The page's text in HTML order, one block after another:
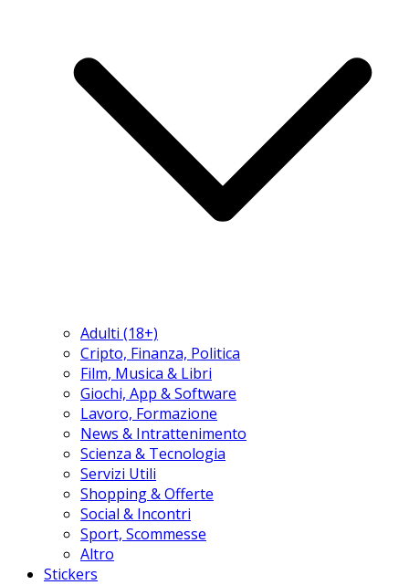
Adulti (18+)
Cripto, Finanza, Politica
Film, Musica & Libri
Giochi, App & Software
Lavoro, Formazione
News & Intrattenimento
Scienza & Tecnologia
Servizi Utili
Shopping & Offerte
Social & Incontri
Sport, Scommesse
Altro
Stickers